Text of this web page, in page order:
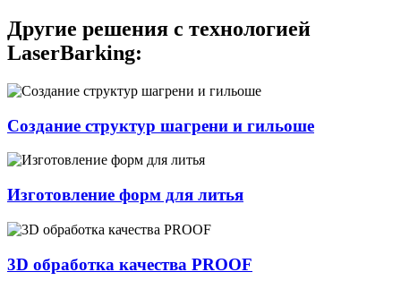
Другие решения с технологией
LaserBarking:
Создание структур шагрени и гильоше
Изготовление форм для литья
3D обработка качества PROOF